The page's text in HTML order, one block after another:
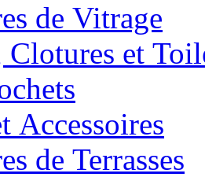
de Vitrage
et
Accessoires
de Terrasses